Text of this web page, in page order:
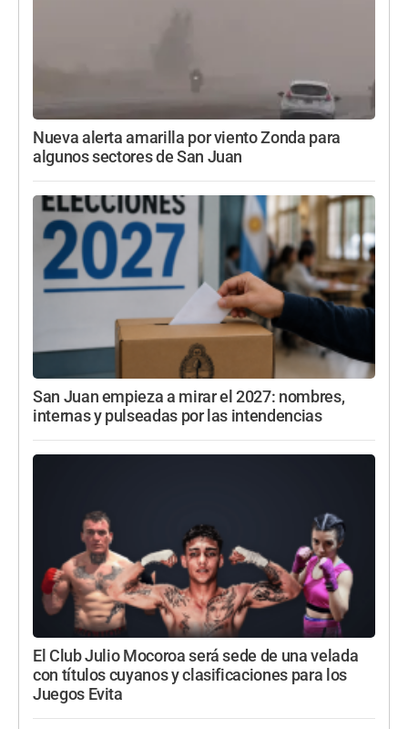
Nueva alerta amarilla por viento Zonda para
algunos sectores de San Juan
San Juan empieza a mirar el 2027: nombres,
internas y pulseadas por las intendencias
El Club Julio Mocoroa será sede de una velada
con títulos cuyanos y clasificaciones para los
Juegos Evita